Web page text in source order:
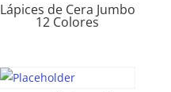
Lápices de Cera Jumbo
12 Colores